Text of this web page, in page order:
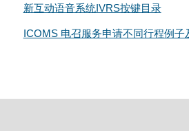
新互动语音系统IVRS按键目录
ICOMS 电召服务申请不同行程例子